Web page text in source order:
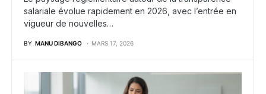
salariale évolue rapidement en 2026, avec l’entrée en
vigueur de nouvelles…
BY MANU DIBANGO MARS 17, 2026